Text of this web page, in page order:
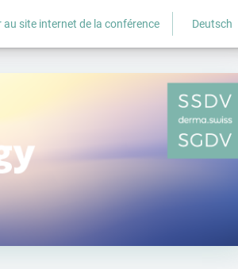
au site internet de la conférence Deutsch